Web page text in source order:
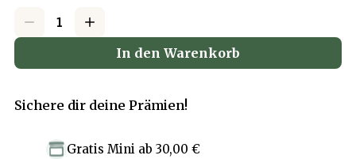
In den Warenkorb
Sichere dir deine Prämien!
Gratis Mini ab 30,00 €